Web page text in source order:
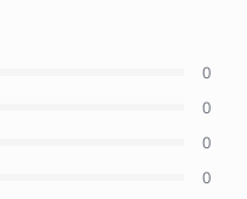
0
0
0
0